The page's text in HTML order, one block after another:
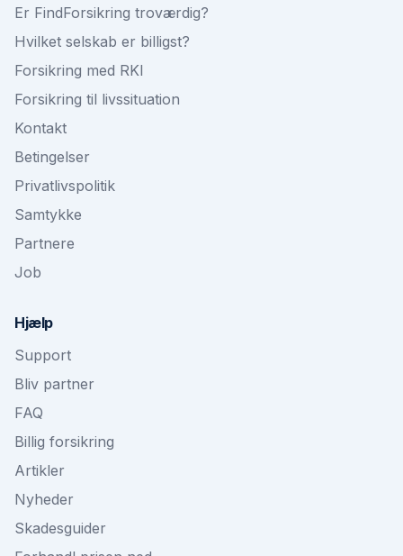
Er FindForsikring troværdig?
Hvilket selskab er billigst?
Forsikring med RKI
Forsikring til livssituation
Kontakt
Betingelser
Privatlivspolitik
Samtykke
Partnere
Job
Hjælp
Support
Bliv partner
FAQ
Billig forsikring
Artikler
Nyheder
Skadesguider